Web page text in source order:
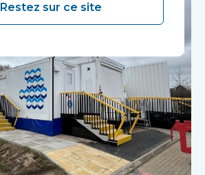
Restez sur ce site